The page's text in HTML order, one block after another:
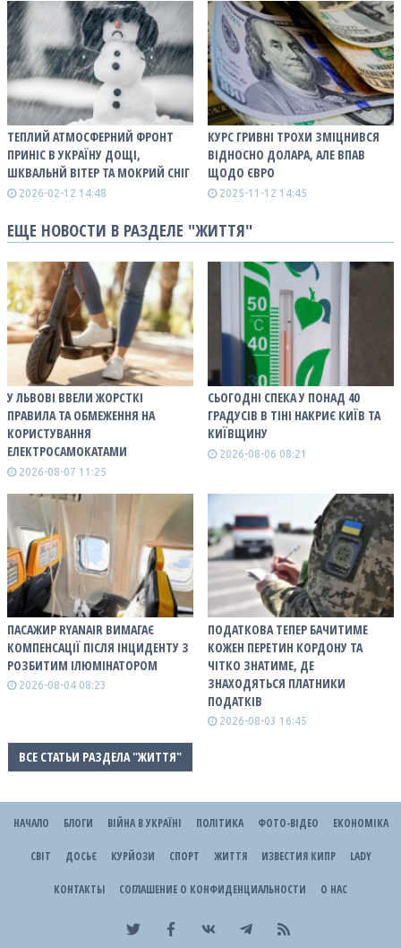
ТЕПЛИЙ АТМОСФЕРНИЙ ФРОНТ
ПРИНІС В УКРАЇНУ ДОЩІ,
ШКВАЛЬНЙ ВІТЕР ТА МОКРИЙ СНІГ
2026-02-12 14:48
КУРС ГРИВНІ ТРОХИ ЗМІЦНИВСЯ
ВІДНОСНО ДОЛАРА, АЛЕ ВПАВ
ЩОДО ЄВРО
2025-11-12 14:45
ЕЩЕ НОВОСТИ В РАЗДЕЛЕ "ЖИТТЯ"
У ЛЬВОВІ ВВЕЛИ ЖОРСТКІ
ПРАВИЛА ТА ОБМЕЖЕННЯ НА
КОРИСТУВАННЯ
ЕЛЕКТРОСАМОКАТАМИ
2026-08-07 11:25
СЬОГОДНІ СПЕКА У ПОНАД 40
ГРАДУСІВ В ТІНІ НАКРИЄ КИЇВ ТА
КИЇВЩИНУ
2026-08-06 08:21
ПАСАЖИР RYANAIR ВИМАГАЄ
КОМПЕНСАЦІЇ ПІСЛЯ ІНЦИДЕНТУ З
РОЗБИТИМ ІЛЮМІНАТОРОМ
2026-08-04 08:23
ПОДАТКОВА ТЕПЕР БАЧИТИМЕ
КОЖЕН ПЕРЕТИН КОРДОНУ ТА
ЧІТКО ЗНАТИМЕ, ДЕ
ЗНАХОДЯТЬСЯ ПЛАТНИКИ
ПОДАТКІВ
2026-08-03 16:45
ВСЕ СТАТЬИ РАЗДЕЛА "ЖИТТЯ"
НАЧАЛО БЛОГИ ВІЙНА В УКРАЇНІ ПОЛІТИКА ФОТО-ВІДЕО ЕКОНОМІКА
СВІТ ДОСЬЄ КУРЙОЗИ СПОРТ ЖИТТЯ ИЗВЕСТИЯ КИПР LADY
КОНТАКТЫ СОГЛАШЕНИЕ О КОНФИДЕНЦИАЛЬНОСТИ О НАС